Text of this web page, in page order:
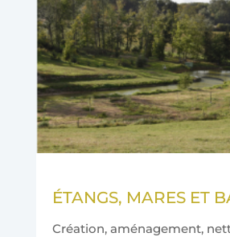
ÉTANGS, MARES ET
Création, aménagement,